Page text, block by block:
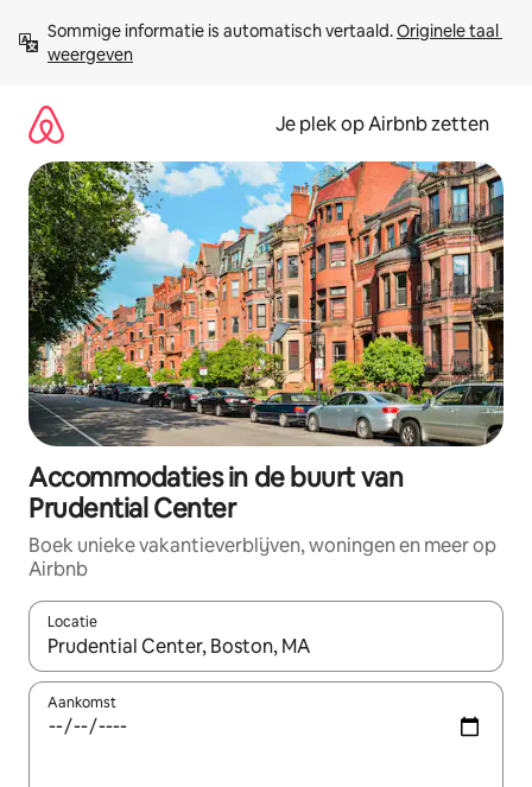
direct
naar
Sommige informatie is automatisch vertaald. Originele taal
weergeven
Je plek op Airbnb zetten
Accommodaties in de buurt van
Prudential Center
Boek unieke vakantieverblijven, woningen en meer op
Airbnb
Locatie
Wanneer er resultaten beschikbaar zijn, maak je een keuze
Aankomst